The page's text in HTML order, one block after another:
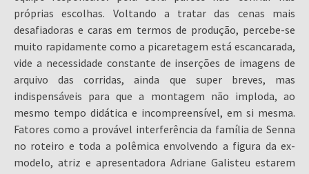
próprias escolhas. Voltando a tratar das cenas mais
desafiadoras e caras em termos de produção, percebe-se
muito rapidamente como a picaretagem está escancarada,
vide a necessidade constante de inserções de imagens de
arquivo das corridas, ainda que super breves, mas
indispensáveis para que a montagem não imploda, ao
mesmo tempo didática e incompreensível, em si mesma.
Fatores como a provável interferência da família de Senna
no roteiro e toda a polêmica envolvendo a figura da ex-
modelo, atriz e apresentadora Adriane Galisteu estarem